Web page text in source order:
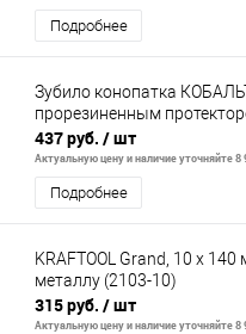
Подробнее
Зубило конопатка
прорезиненным
437 руб. / шт
Актуальную цену и наличие уточняйте 8
Подробнее
KRAFTOOL Grand, 10 х
металлу (2103-10)
315 руб. / шт
Актуальную цену и наличие уточняйте 8